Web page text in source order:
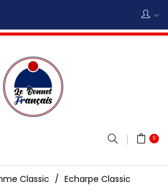
0
Classic Echarpe Classic